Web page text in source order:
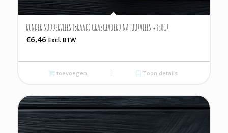
RUNDER SUDDERVLEES (BRAAD) GRASGEVOERD NATUURVLEES ±350GR
€6,46 Excl. BTW
toevoegen Toon details